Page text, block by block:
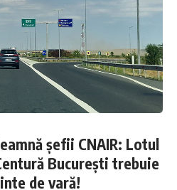
șefii CNAIR: Lotul
București trebuie
de vară!